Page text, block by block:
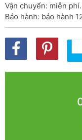
Vận chuyển: miễn phí.
Bảo hành: bảo hành